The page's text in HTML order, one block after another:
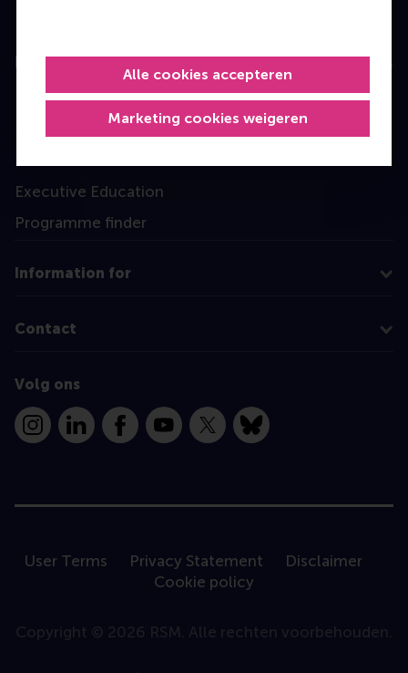
Marketing cookies weigeren
Alle cookies accepteren
Education
Bachelor
Executive Education
Programme finder
Information for
Contact
Volg ons
InstagramLinkedInFacebookYouTube
X Bluesky
User Terms Privacy Statement
Disclaimer
Cookie policy